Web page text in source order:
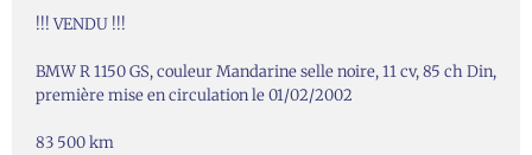
!!! VENDU !!!
BMW R 1150 GS, couleur Mandarine selle noire, 11 cv, 85 ch Din,
première mise en circulation le 01/02/2002
83 500 km